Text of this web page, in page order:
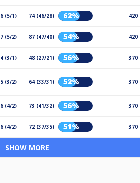
6 (5/1) 74 (46/28) 62% 420
7 (5/2) 87 (47/40) 54% 420
4 (3/1) 48 (27/21) 56% 370
5 (3/2) 64 (33/31) 52% 370
6 (4/2) 73 (41/32) 56% 370
6 (4/2) 72 (37/35) 51% 370
SHOW MORE